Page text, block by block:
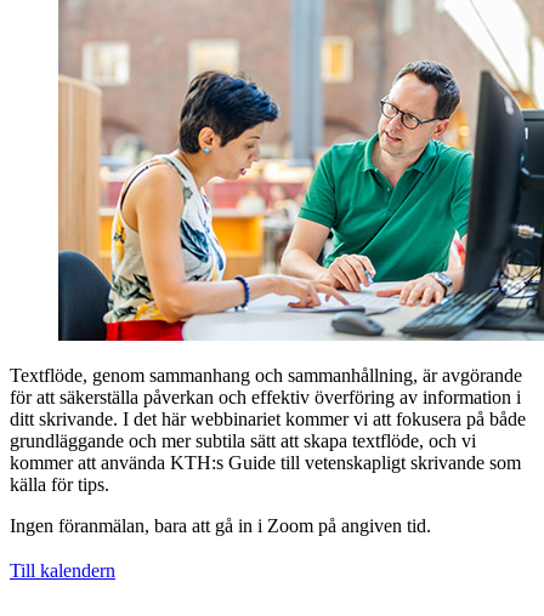
Textflöde, genom sammanhang och sammanhållning, är avgörande
för att säkerställa påverkan och effektiv överföring av information i
ditt skrivande. I det här webbinariet kommer vi att fokusera på både
grundläggande och mer subtila sätt att skapa textflöde, och vi
kommer att använda KTH:s Guide till vetenskapligt skrivande som
källa för tips.
Ingen föranmälan, bara att gå in i Zoom på angiven tid.
Till kalendern